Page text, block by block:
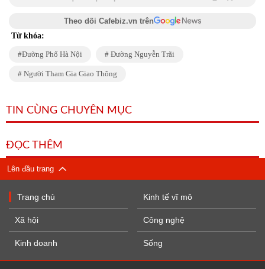
Theo dõi Cafebiz.vn trên
Từ khóa:
Đường Phố Hà Nội Đường Nguyễn Trãi
Người Tham Gia Giao Thông
TIN CÙNG CHUYÊN MỤC
ĐỌC THÊM
Lên đầu trang
Trang chủ
Xã hội
Kinh doanh
Kinh tế vĩ mô
Công nghệ
Sống